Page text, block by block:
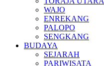
WAJO
ENREKANG
PALOPO
SENGKANG
BUDAYA
SEJARAH
PARIWISATA